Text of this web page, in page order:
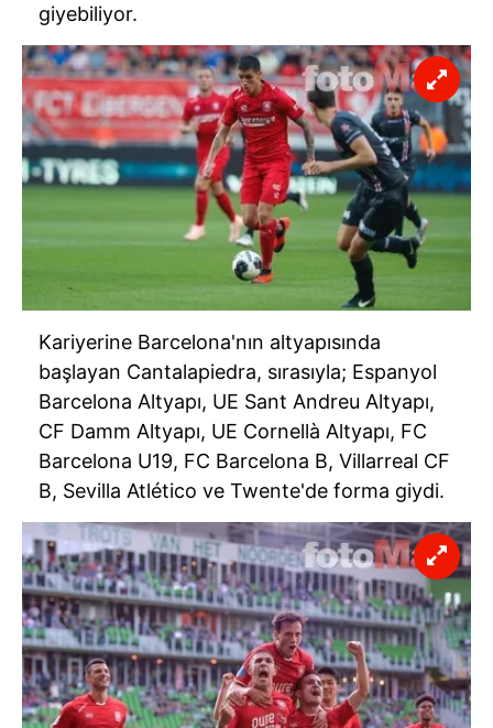
giyebiliyor.
Kariyerine Barcelona'nın altyapısında
başlayan Cantalapiedra, sırasıyla; Espanyol
Barcelona Altyapı, UE Sant Andreu Altyapı,
CF Damm Altyapı, UE Cornellà Altyapı, FC
Barcelona U19, FC Barcelona B, Villarreal CF
B, Sevilla Atlético ve Twente'de forma giydi.